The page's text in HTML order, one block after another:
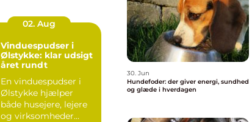
02. Aug
Vinduespudser i
Ølstykke: klar udsigt
året rundt
En vinduespudser i
Ølstykke hjælper
både husejere, lejere
og virksomheder
30. Jun
Hundefoder: der giver energi, sundhed
og glæde i hverdagen